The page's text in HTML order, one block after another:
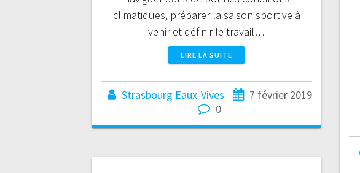
climatiques, préparer la saison sportive à
venir et définir le travail…
LIRE LA SUITE
Strasbourg Eaux-Vives
7 février 2019
0